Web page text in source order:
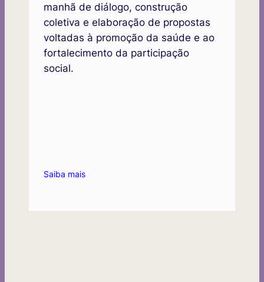
manhã de diálogo, construção
coletiva e elaboração de propostas
voltadas à promoção da saúde e ao
fortalecimento da participação
social.
Saiba mais